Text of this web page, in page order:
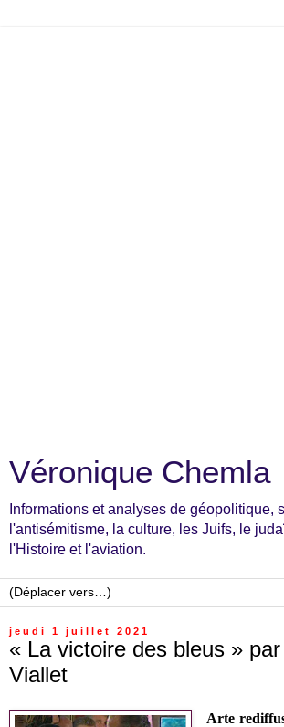
Véronique Chemla
Informations et analyses de géopolitique,
l'antisémitisme, la culture, les Juifs, le
l'Histoire et l'aviation.
jeudi 1 juillet 2021
« La victoire des bleus »
Viallet
Arte